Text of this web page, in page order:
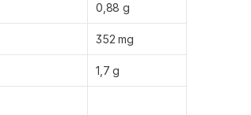
0,88 g
352 mg
1,7 g